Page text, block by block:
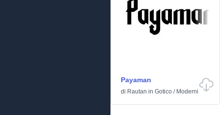
Payaman
di Rautan in Gotico / Moderni